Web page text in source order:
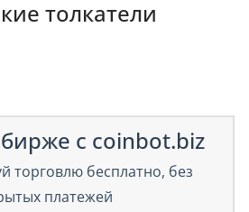
толкатели
с coinbot.biz
торговлю бесплатно, без
платежей